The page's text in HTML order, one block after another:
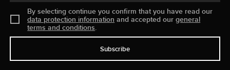
By selecting continue you confirm that you have read our
data protection information and accepted ourgeneral
terms and conditions.
Subscribe